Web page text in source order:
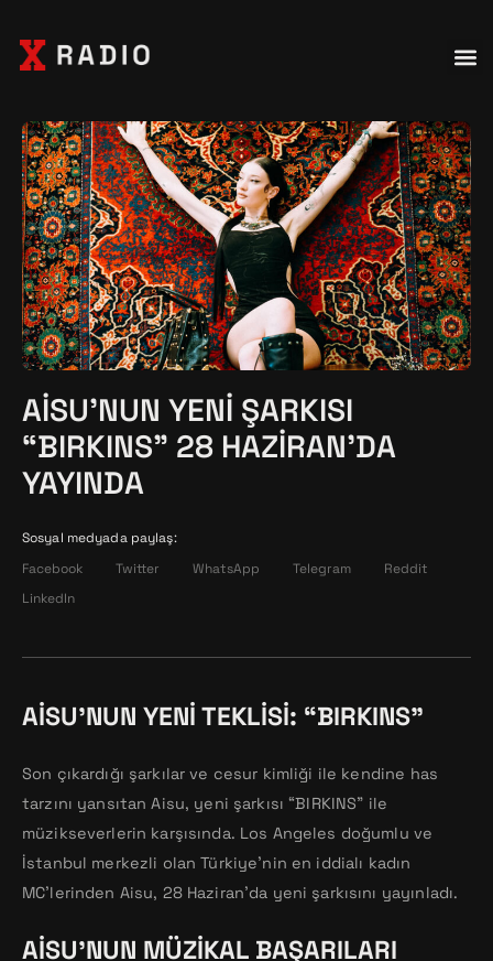
AISU'NUN YENI ŞARKISI
“BIRKINS” 28 HAZIRAN’DA
YAYINDA
Sosyal medyada paylaş:
Facebook
Twitter WhatsApp Telegram
Reddit
LinkedIn
AISU’NUN YENI TEKLISI: “BIRKINS”
Son çıkardığı şarkılar ve cesur kimliği ile kendine has
tarzını yansıtan Aisu, yeni şarkısı “BIRKINS” ile
müzikseverlerin karşısında. Los Angeles doğumlu ve
İstanbul merkezli olan Türkiye’nin en iddialı kadın
MC’lerinden Aisu, 28 Haziran’da yeni şarkısını yayınladı.
AISU’NUN MÜZIKAL BAŞARILARI